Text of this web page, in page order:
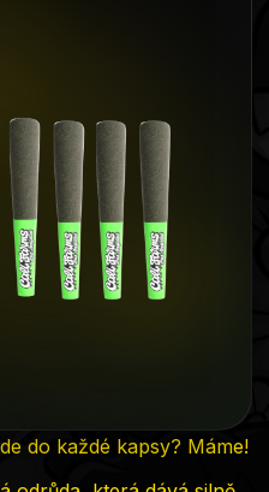
do každé kapsy? Máme!